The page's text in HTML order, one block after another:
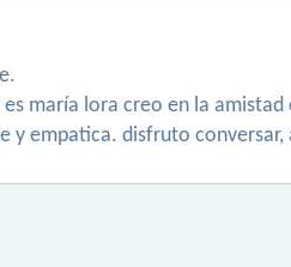
maría lora creo en la
y empatica. disfruto